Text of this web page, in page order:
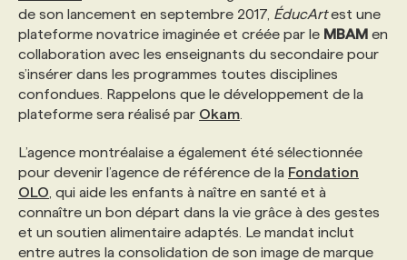
NOS AUTEUR‧RICES
POURQUOI CHOISIR NOS FORMATIONS
NOS TARIFS
PROGRAMMES DE SUBVENTIONS
FAQ
FAQ
ANNONCEZ AVEC NOUS
de son lancement en septembre 2017, ÉducArtest une
plateforme novatrice imaginée et créée par le MBAM en
collaboration avec les enseignants du secondaire pour
s’insérer dans les programmes toutes disciplines
confondues. Rappelons que le développement de la
plateforme sera réalisé par Okam
L’agence montréalaise a également été sélectionnée
pour devenir l’agence de référence de la Fondation
OLO , qui aide les enfants à naître en santé et à
connaître un bon départ dans la vie grâce à des gestes
et un soutien alimentaire adaptés. Le mandat inclut
entre autres la consolidation de son image de marque